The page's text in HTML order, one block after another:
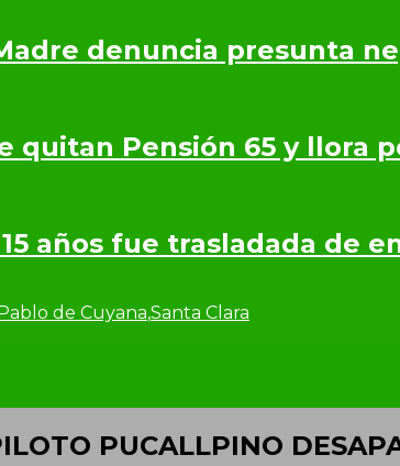
denuncia presunta
quitan Pensión 65 y llora
años fue trasladada de
de Cuyana,Santa Clara
PUCALLPINO